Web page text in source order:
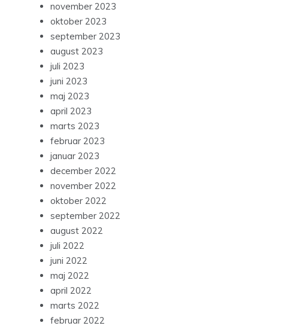
november 2023
oktober 2023
september 2023
august 2023
juli 2023
juni 2023
maj 2023
april 2023
marts 2023
februar 2023
januar 2023
december 2022
november 2022
oktober 2022
september 2022
august 2022
juli 2022
juni 2022
maj 2022
april 2022
marts 2022
februar 2022